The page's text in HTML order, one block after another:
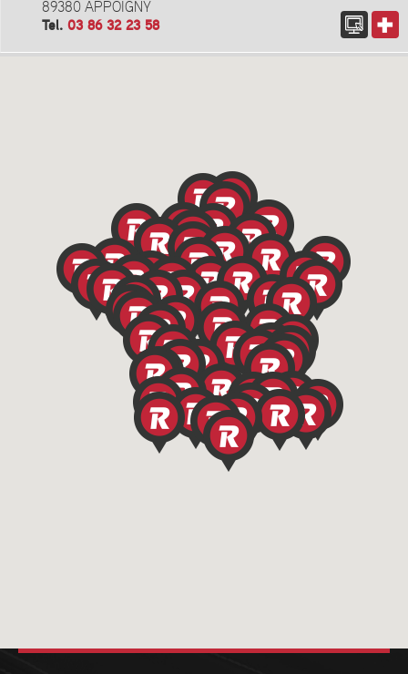
89380 APPOIGNY
Tel. 03 86 32 23 58